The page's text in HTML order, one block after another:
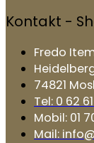
Kontakt -
Fredo
74821
Tel: 0 62
Mobil: 01
Mail: